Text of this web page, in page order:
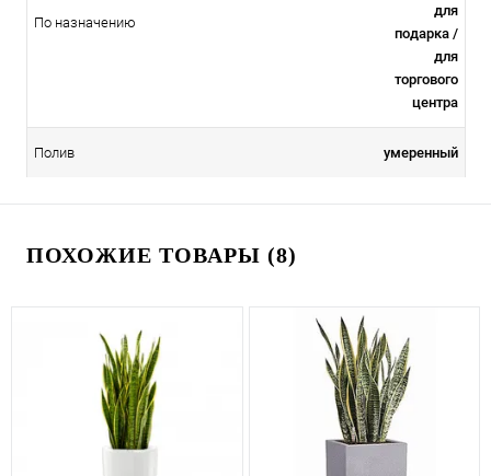
По назначению
для
подарка /
для
торгового
центра
Полив умеренный
ПОХОЖИЕ ТОВАРЫ (8)